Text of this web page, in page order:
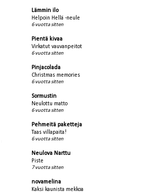
Lämmin ilo
Helpoin Hellä -neule
6 vuotta sitten
Pientä kivaa
Virkatut vauvanpeitot
6 vuotta sitten
Pinjacolada
Christmas memories
6 vuotta sitten
Sormustin
Neulottu matto
6 vuotta sitten
Pehmeitä paketteja
Taas villapaita!
6 vuotta sitten
Neulova Narttu
Piste
7 vuotta sitten
novamelina
Kaksi kaunista mekkoa